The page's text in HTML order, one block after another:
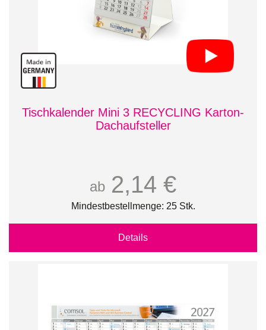
Tischkalender Mini 3 RECYCLING Karton-
Dachaufsteller
ab 2,14 €
Mindestbestellmenge: 25 Stk.
Details